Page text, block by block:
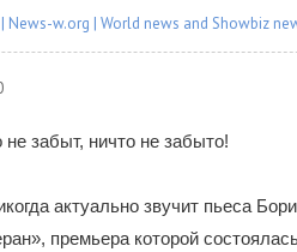
w.org | World news and Showbiz
не забыт, ничто не забыто!
актуально звучит пьеса
премьера которой